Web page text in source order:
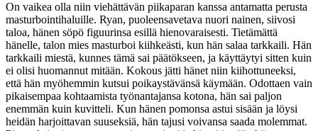
On vaikea olla niin viehättävän piikaparan kanssa antamatta perusta
masturbointihaluille. Ryan, puoleensavetava nuori nainen, siivosi
taloa, hänen söpö figuurinsa esillä hienovaraisesti. Tietämättä
hänelle, talon mies masturboi kiihkeästi, kun hän salaa tarkkaili. Hän
tarkkaili miestä, kunnes tämä sai päätökseen, ja käyttäytyi sitten kuin
ei olisi huomannut mitään. Kokous jätti hänet niin kiihottuneeksi,
että hän myöhemmin kutsui poikaystävänsä käymään. Odottaen vain
pikaisempaa kohtaamista työnantajansa kotona, hän sai paljon
enemmän kuin kuvitteli. Kun hänen pomonsa astui sisään ja löysi
heidän harjoittavan suuseksiä, hän tajusi voivansa saada molemmat.